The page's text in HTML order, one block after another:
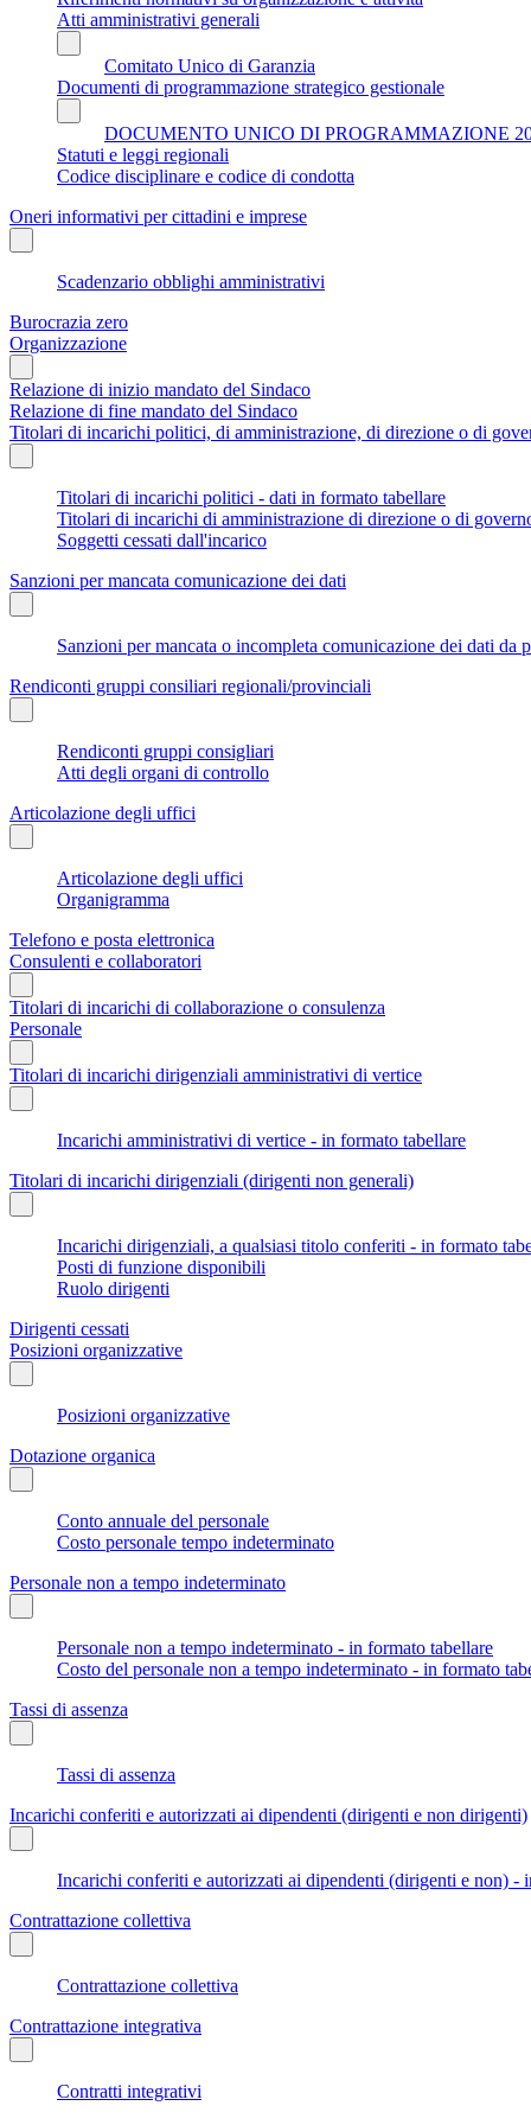
Atti amministrativi generali
Comitato Unico di Garanzia
Documenti di programmazione strategico gestionale
DOCUMENTO UNICO DI PROGRAMMAZIONE
Statuti e leggi regionali
Codice disciplinare e codice di condotta
Oneri informativi per cittadini e imprese
Scadenzario obblighi amministrativi
Burocrazia zero
Organizzazione
Relazione di inizio mandato del Sindaco
Relazione di fine mandato del Sindaco
Titolari di incarichi politici, di amministrazione, di direzione o di
Titolari di incarichi politici - dati in formato tabellare
Titolari di incarichi di amministrazione di direzione o di
Soggetti cessati dall'incarico
Sanzioni per mancata comunicazione dei dati
Sanzioni per mancata o incompleta comunicazione dei dati
Rendiconti gruppi consiliari regionali/provinciali
Rendiconti gruppi consigliari
Atti degli organi di controllo
Articolazione degli uffici
Articolazione degli uffici
Organigramma
Telefono e posta elettronica
Consulenti e collaboratori
Titolari di incarichi di collaborazione o consulenza
Personale
Titolari di incarichi dirigenziali amministrativi di vertice
Incarichi amministrativi di vertice - in formato tabellare
Titolari di incarichi dirigenziali (dirigenti non generali)
Incarichi dirigenziali, a qualsiasi titolo conferiti - in formato
Posti di funzione disponibili
Ruolo dirigenti
Dirigenti cessati
Posizioni organizzative
Posizioni organizzative
Dotazione organica
Conto annuale del personale
Costo personale tempo indeterminato
Personale non a tempo indeterminato
Personale non a tempo indeterminato - in formato tabellare
Costo del personale non a tempo indeterminato - in formato
Tassi di assenza
Tassi di assenza
Incarichi conferiti e autorizzati ai dipendenti (dirigenti e non dirigenti)
Incarichi conferiti e autorizzati ai dipendenti (dirigenti e non) -
Contrattazione collettiva
Contrattazione collettiva
Contrattazione integrativa
Contratti integrativi